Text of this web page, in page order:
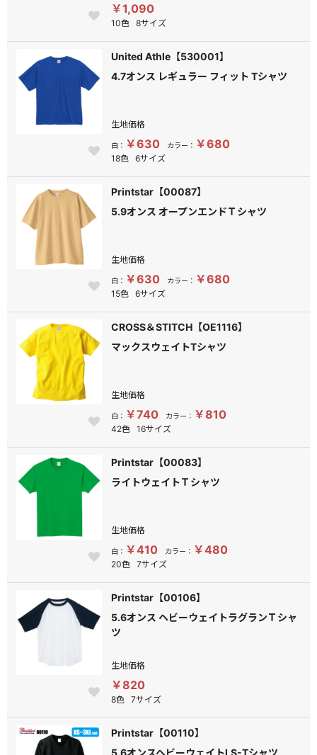
￥1,090
10色 8サイズ
United Athle【530001】
4.7オンス レギュラー フィット Tシャツ
生地価格
白： ￥630 カラー： ￥680
18色 6サイズ
Printstar【00087】
5.9オンス オープンエンドＴシャツ
生地価格
白： ￥630 カラー： ￥680
15色 6サイズ
CROSS＆STITCH【OE1116】
マックスウェイトTシャツ
生地価格
白： ￥740 カラー： ￥810
42色 16サイズ
Printstar【00083】
ライトウェイトＴシャツ
生地価格
白： ￥410 カラー： ￥480
20色 7サイズ
Printstar【00106】
5.6オンス ヘビーウェイトラグランＴシャ
ツ
生地価格
￥820
8色 7サイズ
Printstar【00110】
5.6オンスヘビーウェイトLS-Tシャツ